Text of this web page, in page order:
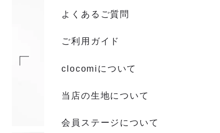
よくあるご質問
ご利用ガイド
clocomiについて
当店の生地について
会員ステージについて